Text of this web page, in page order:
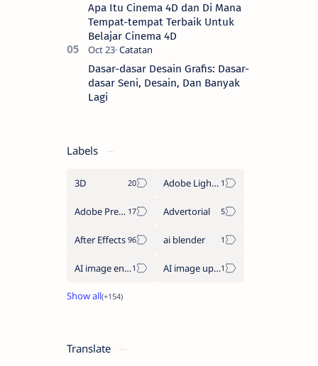
Apa Itu Cinema 4D dan Di Mana
Tempat-tempat Terbaik Untuk
Belajar Cinema 4D
Dasar-dasar Desain Grafis: Dasar-
dasar Seni, Desain, Dan Banyak
Lagi
Labels
3D Adobe Lightroom
Adobe Premiere Pro Advertorial
After Effects ai blender
AI image enhancement AI image upscaler
Translate